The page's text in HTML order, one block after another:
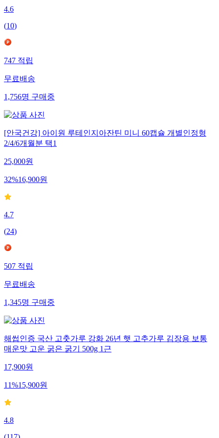
4.6
(10)
747적립
무료배송
1,756명구매중
[안국건강] 아이원 루테인지아잔틴 미니 60캡슐 개별인정형
2/4/6개월분 택1
25,000원
32%16,900원
4.7
(24)
507적립
무료배송
1,345명구매중
해썹인증 국산 고춧가루 강화 26년 햇 고추가루 김장용 보통
매운맛 고운 굵은 굵기 500g 1근
17,900원
11%15,900원
4.8